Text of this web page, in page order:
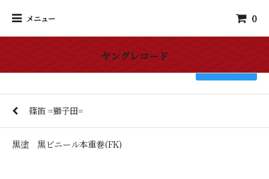
メニュー 0
ヤングレコード
篠笛 =獅子田=
黒塗 黒ビニール本重巻(FK)